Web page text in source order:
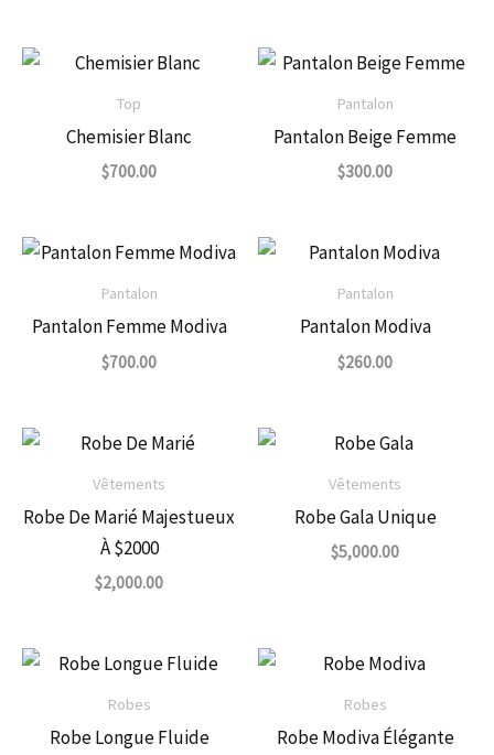
Top
Chemisier Blanc
$700.00
Pantalon
Pantalon Beige Femme
$300.00
Pantalon
Pantalon Femme Modiva
$700.00
Pantalon
Pantalon Modiva
$260.00
Vêtements
Robe De Marié Majestueux
À $2000
$2,000.00
Vêtements
Robe Gala Unique
$5,000.00
Robes
Robe Longue Fluide
Robes
Robe Modiva Élégante